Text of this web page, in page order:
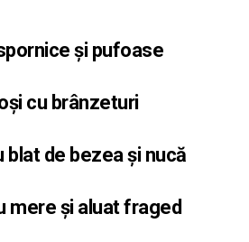
și pufoase
cu brânzeturi
blat de bezea și nucă
mere și aluat fraged